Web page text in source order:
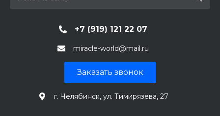
+7 (919) 121 22 07
miracle-world@mail.ru
Заказать звонок
г. Челябинск, ул. Тимирязева, 27